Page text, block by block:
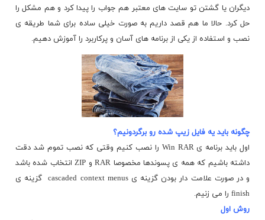
دیگران یا گشتنتو سایت های معتبر هم جواب را پیدا کرد و هم مشکل را
حل کرد. حالا ما هم قصد داریم به صورت خیلی ساده برای شما طریقه ی
نصب و استفاده از یکی از برنامه های آسان و پرکاربرد را آموزش دهیم.
چگونه باید یه فایل زیپ شده رو برگردونیم؟
اول باید برنامه ی Win RAR را نصب کنیم وقتی که نصب تموم شد دقت
داشته باشیم که همه ی پسوندها مخصوصا RAR و ZIP انتخاب شده باشد
و در صورت علامت دار بودن گزینه ی cascaded context menus گزینه ی
finish را می زنیم.
روش اول